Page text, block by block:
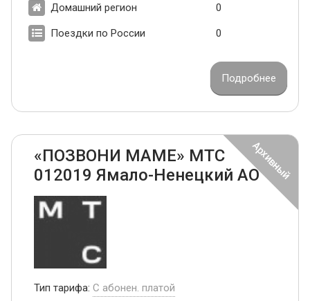
Домашний регион 0
Поездки по России 0
Подробнее
«ПОЗВОНИ МАМЕ» МТС
012019 Ямало-Ненецкий АО
Тип тарифа: С абонен. платой